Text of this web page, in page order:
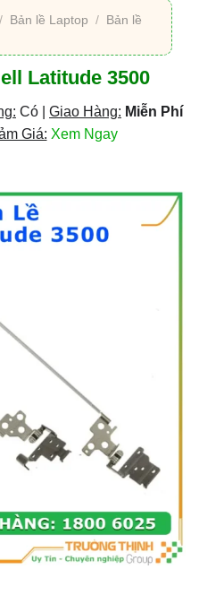
/ Bản lề Laptop / Bản lề
Latitude 3500
Có | Giao Hàng: Miễn Phí
Giá: Xem Ngay